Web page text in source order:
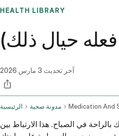
HEALTH LIBRARY
حيال ذلك)
آخر تحديث 3 مارس 2026
الرئيسية مدونة صحية
في الصباح. هذا الارتباط بين